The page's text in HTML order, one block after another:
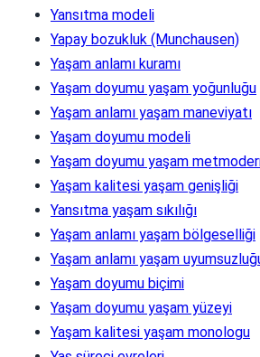
Yansıtma modeli
Yapay bozukluk (Munchausen)
Yaşam anlamı kuramı
Yaşam doyumu yaşam yoğunluğu
Yaşam anlamı yaşam maneviyatı
Yaşam doyumu modeli
Yaşam doyumu yaşam
Yaşam kalitesi yaşam genişliği
Yansıtma yaşam sıkılığı
Yaşam anlamı yaşam bölgeselliği
Yaşam anlamı yaşam
Yaşam doyumu biçimi
Yaşam doyumu yaşam yüzeyi
Yaşam kalitesi yaşam monologu